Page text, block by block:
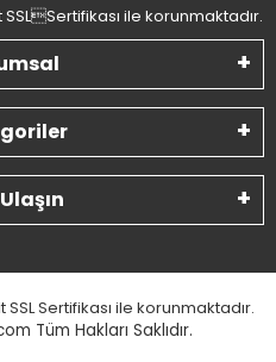
ile korunmaktadır.
Sertifikası ile korunmaktadır.
Tüm Hakları Saklıdır.